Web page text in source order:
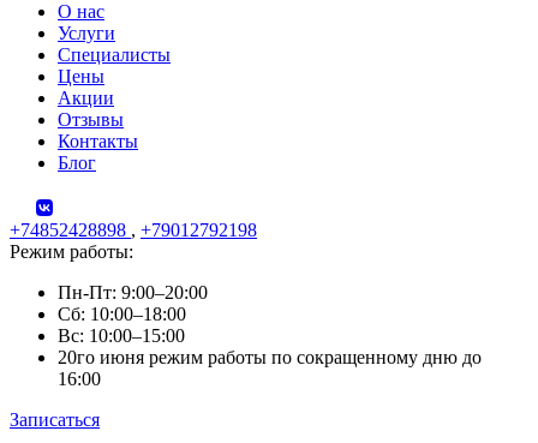
О нас
Услуги
Специалисты
Цены
Акции
Отзывы
Контакты
Блог
+74852428898 , +79012792198
Режим работы:
Пн-Пт: 9:00–20:00
Сб: 10:00–18:00
Вс: 10:00–15:00
20го июня режим работы по сокращенному дню до
16:00
Записаться